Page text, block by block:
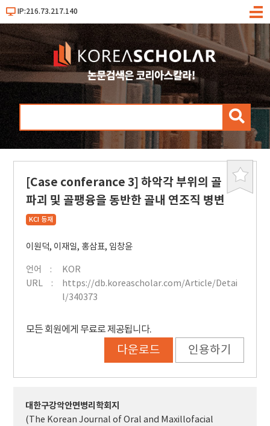
IP:216.73.217.140
메
검
북
[Case conferance 3] 하악각 부위의 골
파괴 및 골팽융을 동반한 골내 연조직 병변
KCI 등재
이원덕, 이재일, 홍삼표, 임창윤
언어
KOR
URL
https://db.koreascholar.com/Article/Detai
l/340373
모든 회원에게 무료로 제공됩니다.
다운로드 인용하기
대한구강악안면병리학회지
(The Korean Journal of Oral and Maxillofacial